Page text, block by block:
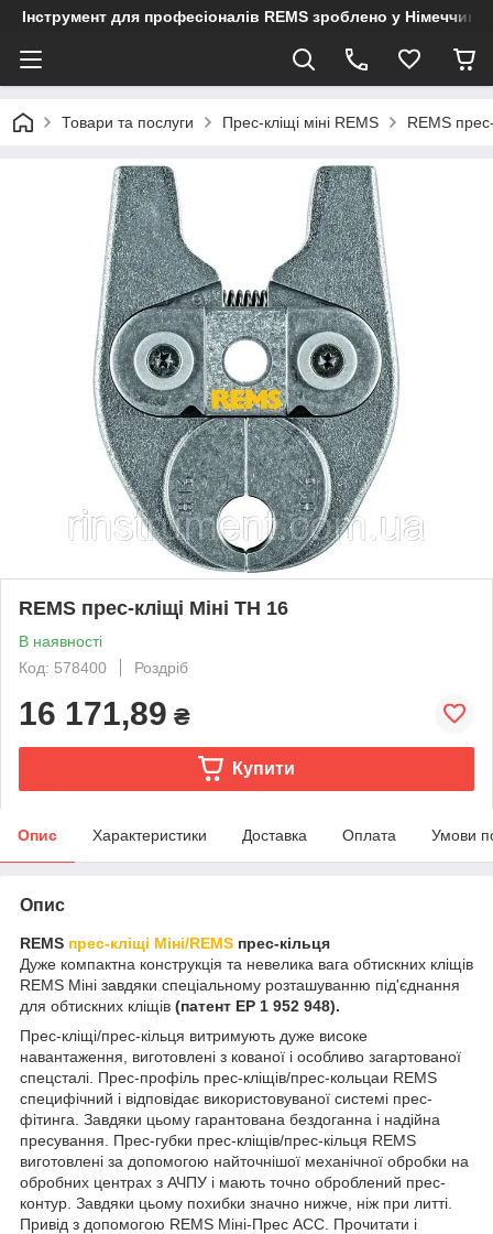
Інструмент для професіоналів REMS зроблено у Німеччині
Товари та послуги Прес-кліщі міні REMS REMS
REMS прес-кліщі Міні TH 16
В наявності
Код: 578400
Роздріб
16 171,89 ₴
Купити
Опис Характеристики Доставка Оплата Умови
Опис
REMS прес-кліщі Міні/REMS прес-кільця
Дуже компактна конструкція та невелика вага обтискних кліщів
REMS Міні завдяки спеціальному розташуванню під'єднання
для обтискних кліщів (патент EP 1 952 948).
Прес-кліщі/прес-кільця витримують дуже високе
навантаження, виготовлені з кованої і особливо загартованої
спецсталі. Прес-профіль прес-кліщів/прес-кольцаи REMS
специфічний і відповідає використовуваної системі прес-
фітинга. Завдяки цьому гарантована бездоганна і надійна
пресування. Прес-губки прес-кліщів/прес-кільця REMS
виготовлені за допомогою найточнішої механічної обробки на
обробних центрах з АЧПУ і мають точно оброблений прес-
контур. Завдяки цьому похибки значно нижче, ніж при литті.
Привід з допомогою REMS Міні-Прес ACC. Прочитати і